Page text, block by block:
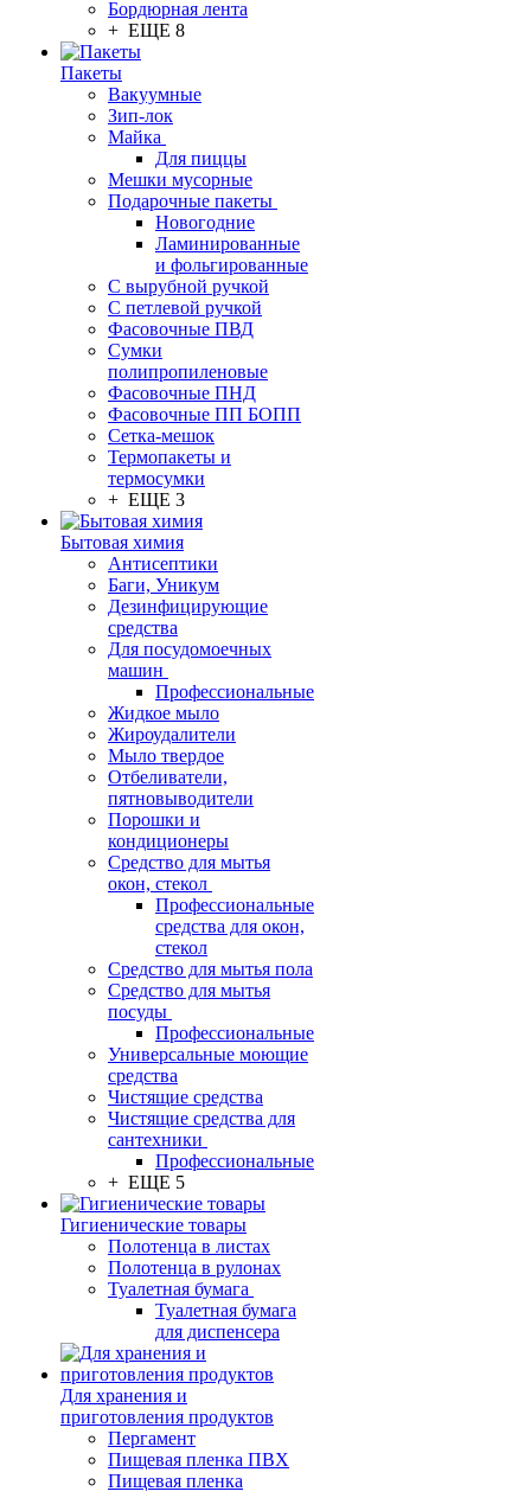
Бордюрная лента
+ ЕЩЕ 8
Пакеты
Вакуумные
Зип-лок
Майка
Для пиццы
Мешки мусорные
Подарочные пакеты
Новогодние
Ламинированные
и фольгированные
С вырубной ручкой
С петлевой ручкой
Фасовочные ПВД
Сумки
полипропиленовые
Фасовочные ПНД
Фасовочные ПП БОПП
Сетка-мешок
Термопакеты и
термосумки
+ ЕЩЕ 3
Бытовая химия
Антисептики
Баги, Уникум
Дезинфицирующие
средства
Для посудомоечных
машин
Профессиональные
Жидкое мыло
Жироудалители
Мыло твердое
Отбеливатели,
пятновыводители
Порошки и
кондиционеры
Средство для мытья
окон, стекол
Профессиональные
средства для окон,
стекол
Средство для мытья пола
Средство для мытья
посуды
Профессиональные
Универсальные моющие
средства
Чистящие средства
Чистящие средства для
сантехники
Профессиональные
+ ЕЩЕ 5
Гигиенические товары
Полотенца в листах
Полотенца в рулонах
Туалетная бумага
Туалетная бумага
для диспенсера
Для хранения и
приготовления продуктов
Пергамент
Пищевая пленка ПВХ
Пищевая пленка